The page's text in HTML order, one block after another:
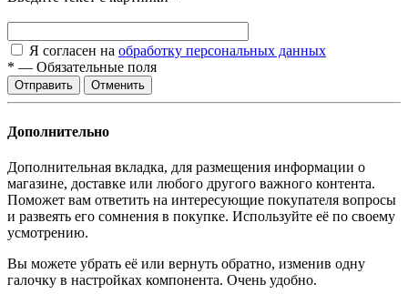
Я согласен на обработку персональных данных
* — Обязательные поля
Отменить
Дополнительно
Дополнительная вкладка, для размещения информации о
магазине, доставке или любого другого важного контента.
Поможет вам ответить на интересующие покупателя вопросы
и развеять его сомнения в покупке. Используйте её по своему
усмотрению.
Вы можете убрать её или вернуть обратно, изменив одну
галочку в настройках компонента. Очень удобно.